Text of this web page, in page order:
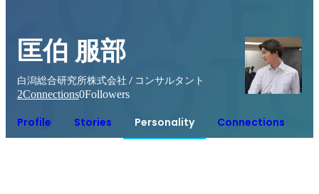
匡伯 服部
白潟総合研究所株式会社 / コンサルタント
2Connections0Followers
Profile Stories Personality Connections